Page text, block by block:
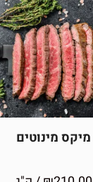
מיקס מינוטים